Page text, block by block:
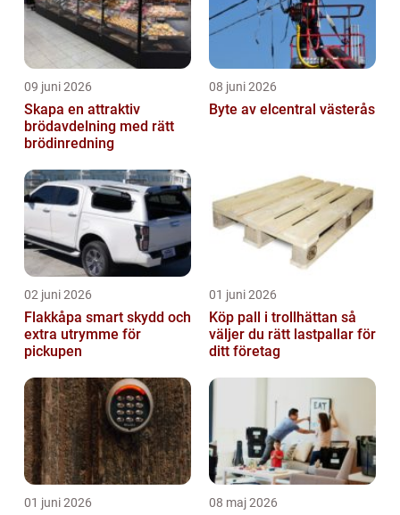
09 juni 2026
Skapa en attraktiv
brödavdelning med rätt
brödinredning
08 juni 2026
Byte av elcentral västerås
02 juni 2026
Flakkåpa smart skydd och
extra utrymme för
pickupen
01 juni 2026
Köp pall i trollhättan så
väljer du rätt lastpallar för
ditt företag
01 juni 2026 08 maj 2026